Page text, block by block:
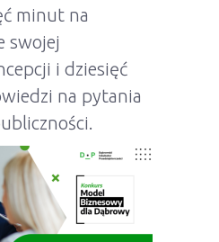
minut na
swojej
i dziesięć
na pytania